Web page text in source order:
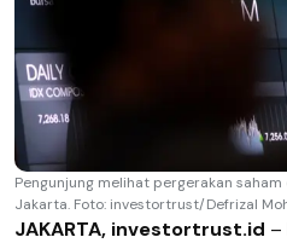
Pengunjung melihat pergerakan saham
Jakarta. Foto: investortrust/Defrizal
JAKARTA, investortrust.id –